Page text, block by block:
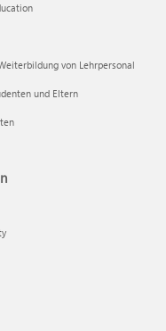
von Lehrpersonal
und Eltern